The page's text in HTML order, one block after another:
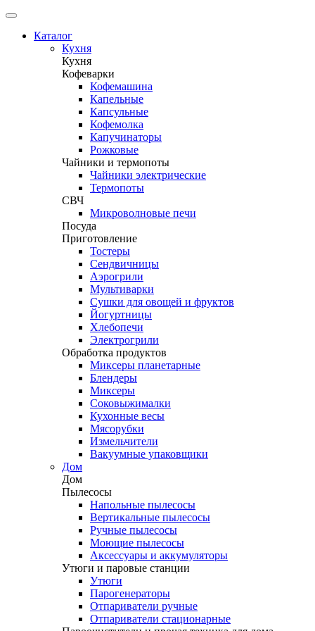
Каталог
Кухня
Кухня
Кофеварки
Кофемашина
Капельные
Капсульные
Кофемолка
Капучинаторы
Рожковые
Чайники и термопоты
Чайники электрические
Термопоты
СВЧ
Микроволновые печи
Посуда
Приготовление
Тостеры
Сендвичницы
Аэрогрили
Мультиварки
Сушки для овощей и фруктов
Йогуртницы
Хлебопечи
Электрогрили
Обработка продуктов
Миксеры планетарные
Блендеры
Миксеры
Соковыжималки
Кухонные весы
Мясорубки
Измельчители
Вакуумные упаковщики
Дом
Дом
Пылесосы
Напольные пылесосы
Вертикальные пылесосы
Ручные пылесосы
Моющие пылесосы
Аксессуары и аккумуляторы
Утюги и паровые станции
Утюги
Парогенераторы
Отпариватели ручные
Отпариватели стационарные